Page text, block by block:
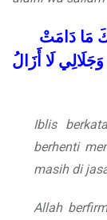
مَا دَامَتْ
وَجَلَالِي لَا أَزَالُ
Iblis
berhenti
masih di
Allah